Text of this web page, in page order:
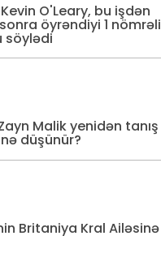
O'Leary, bu işdən
öyrəndiyi 1 nömrəli
söylədi
Malik yenidən tanış
düşünür?
Britaniya Kral Ailəsinə